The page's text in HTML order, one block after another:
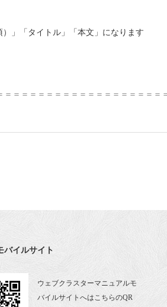
」「タイトル」「本文」になります
＝＝＝＝＝＝＝＝＝＝＝＝＝＝＝＝＝＝
バイルサイト
ウェブクラスターマニュアルモ
バイルサイトへはこちらのQR